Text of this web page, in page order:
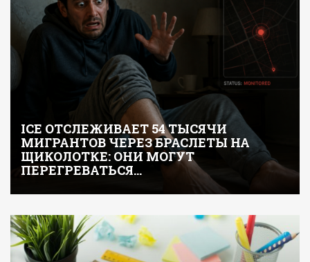
ICE ОТСЛЕЖИВАЕТ 54 ТЫСЯЧИ
МИГРАНТОВ ЧЕРЕЗ БРАСЛЕТЫ НА
ЩИКОЛОТКЕ: ОНИ МОГУТ
ПЕРЕГРЕВАТЬСЯ…